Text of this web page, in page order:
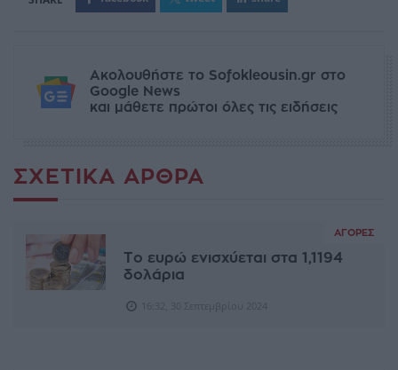
Ακολουθήστε το Sofokleousin.gr στο
Google News
και μάθετε πρώτοι όλες τις ειδήσεις
ΣΧΕΤΙΚΆ ΆΡΘΡΑ
ΑΓΟΡΈΣ
Το ευρώ ενισχύεται στα 1,1194
δολάρια